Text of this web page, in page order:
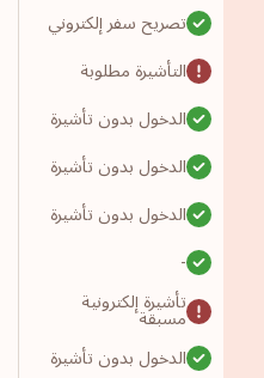
تصريح سفر إلكتروني
التأشيرة مطلوبة
الدخول بدون تأشيرة
الدخول بدون تأشيرة
الدخول بدون تأشيرة
-
تأشيرة إلكترونية
مسبقة
الدخول بدون تأشيرة